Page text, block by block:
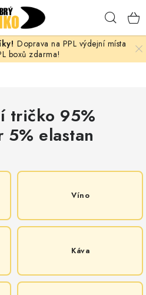
Doprava na PPL výdejní místa
boxů zdarma!
tričko 95%
5% elastan
Víno
Káva